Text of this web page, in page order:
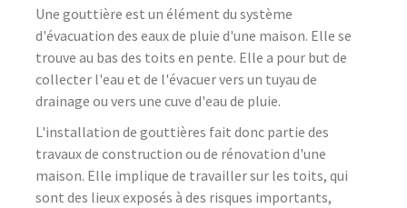
Une gouttière est un élément du système
d'évacuation des eaux de pluie d'une maison. Elle se
trouve au bas des toits en pente. Elle a pour but de
collecter l'eau et de l'évacuer vers un tuyau de
drainage ou vers une cuve d'eau de pluie.
L'installation de gouttières fait donc partie des
travaux de construction ou de rénovation d'une
maison. Elle implique de travailler sur les toits, qui
sont des lieux exposés à des risques importants,